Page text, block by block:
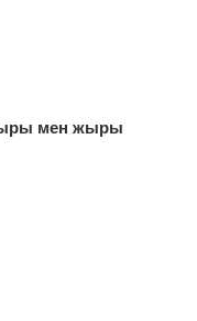
мен жыры